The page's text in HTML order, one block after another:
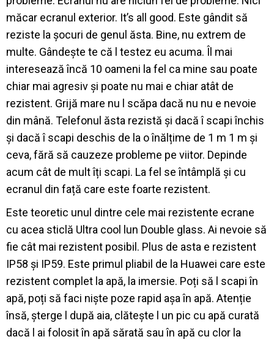
măcar ecranul exterior. It’s all good. Este gândit să
reziste la șocuri de genul ăsta. Bine, nu extrem de
multe. Gândește te că l testez eu acuma. Îl mai
interesează încă 10 oameni la fel ca mine sau poate
chiar mai agresiv și poate nu mai e chiar atât de
rezistent. Grijă mare nu l scăpa dacă nu nu e nevoie
din mână. Telefonul ăsta rezistă și dacă î scapi închis
și dacă î scapi deschis de la o înălțime de 1 m 1 m și
ceva, fără să cauzeze probleme pe viitor. Depinde
acum cât de mult îți scapi. La fel se întâmplă și cu
ecranul din față care este foarte rezistent.
Este teoretic unul dintre cele mai rezistente ecrane
cu acea sticlă Ultra cool lun Double glass. Ai nevoie să
fie cât mai rezistent posibil. Plus de asta e rezistent
IP58 și IP59. Este primul pliabil de la Huawei care este
rezistent complet la apă, la imersie. Poți să l scapi în
apă, poți să faci niște poze rapid așa în apă. Atenție
însă, șterge l după aia, clătește l un pic cu apă curată
dacă l ai folosit în apă sărată sau în apă cu clor la